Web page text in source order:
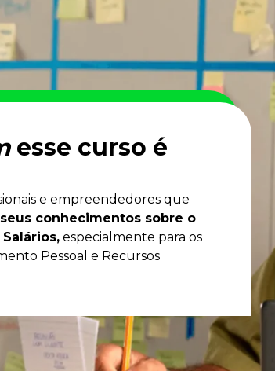
esse curso é
e empreendedores que
conhecimentos sobre o
especialmente para os
Pessoal e Recursos